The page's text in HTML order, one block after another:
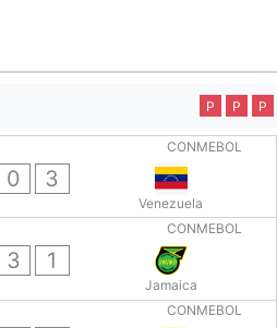
P P P
CONMEBOL
0 3
Venezuela
CONMEBOL
3 1
Jamaica
CONMEBOL